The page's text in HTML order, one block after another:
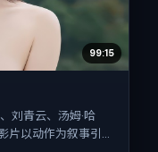
99:15
刘青云、汤姆·哈
片以动作为叙事引